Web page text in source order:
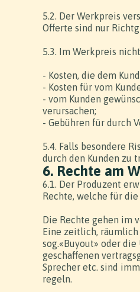
5.2. Der Werkpreis
Offerte sind nur
5.3. Im Werkpreis
- Kosten, die dem
- Kosten für vom
- vom Kunden
verursachen;
- Gebühren für durch
5.4. Falls besondere
durch den Kunden zu
6. Rechte am
6.1. Der Produzent
Rechte, welche für
Die Rechte gehen im
Eine zeitlich,
sog.«Buyout» oder
geschaffenen
Sprecher etc. sind
regeln.